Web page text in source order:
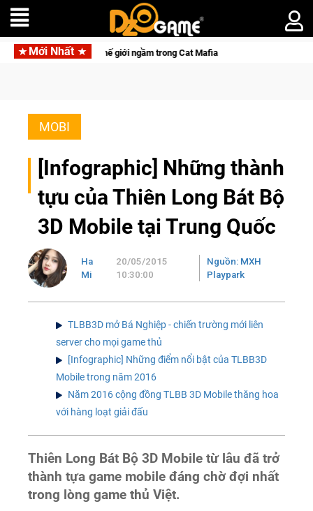
Mới Nhất
khuấy đảo thế giới ngầm trong Cat Mafia
MOBI
[Infographic] Những thành
tựu của Thiên Long Bát Bộ
3D Mobile tại Trung Quốc
Ha
Mi
20/05/2015
10:30:00
Nguồn: MXH
Playpark
TLBB3D mở Bá Nghiệp - chiến trường mới liên
server cho mọi game thủ
[Infographic] Những điểm nổi bật của TLBB3D
Mobile trong năm 2016
Năm 2016 cộng đồng TLBB 3D Mobile thăng hoa
với hàng loạt giải đấu
Thiên Long Bát Bộ 3D Mobile từ lâu đã trở
thành tựa game mobile đáng chờ đợi nhất
trong lòng game thủ Việt.